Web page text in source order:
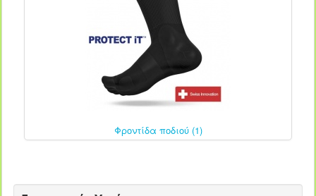
Φροντίδα ποδιού (1)